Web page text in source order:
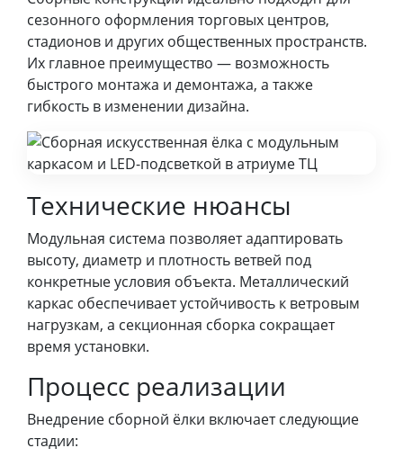
сезонного оформления торговых центров,
стадионов и других общественных пространств.
Их главное преимущество — возможность
быстрого монтажа и демонтажа, а также
гибкость в изменении дизайна.
Технические нюансы
Модульная система позволяет адаптировать
высоту, диаметр и плотность ветвей под
конкретные условия объекта. Металлический
каркас обеспечивает устойчивость к ветровым
нагрузкам, а секционная сборка сокращает
время установки.
Процесс реализации
Внедрение сборной ёлки включает следующие
стадии: